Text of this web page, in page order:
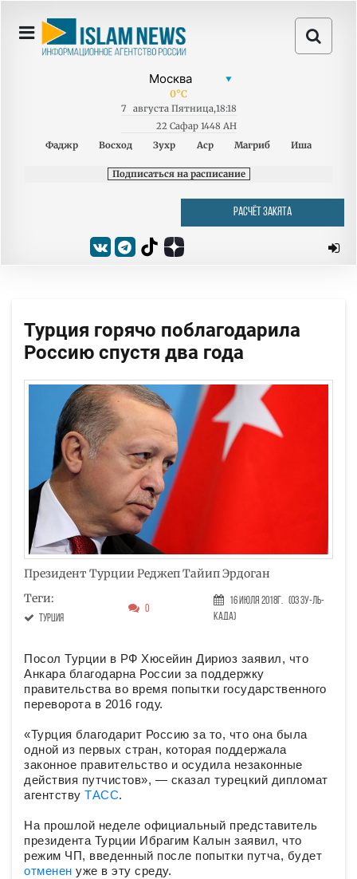
0°C
7 августа Пятница,18:18
22 Сафар 1448 AH
Фаджр
Восход Зухр Аср Магриб Иша
Подписаться на расписание
РАСЧЁТ ЗАКЯТА
Турция горячо поблагодарила
Россию спустя два года
Президент Турции Реджеп Тайип Эрдоган
Теги:
Турция
0
16 Июля 2018г. (03 Зу-ль-
када)
Посол Турции в РФ Хюсейин Дириоз заявил, что
Анкара благодарна России за поддержку
правительства во время попытки государственного
переворота в 2016 году.
«Турция благодарит Россию за то, что она была
одной из первых стран, которая поддержала
законное правительство и осудила незаконные
действия путчистов», — сказал турецкий дипломат
агентству ТАСС.
На прошлой неделе официальный представитель
президента Турции Ибрагим Калын заявил, что
режим ЧП, введенный после попытки путча, будет
отменен уже в эту среду.